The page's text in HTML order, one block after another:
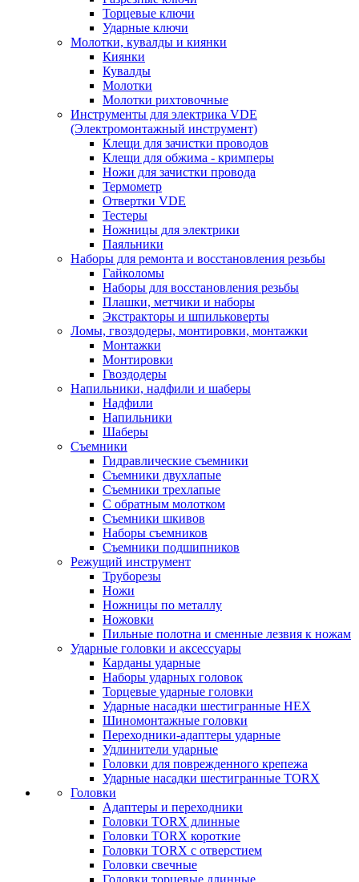
Торцевые ключи
Ударные ключи
Молотки, кувалды и киянки
Киянки
Кувалды
Молотки
Молотки рихтовочные
Инструменты для электрика VDE
(Электромонтажный инструмент)
Клещи для зачистки проводов
Клещи для обжима - кримперы
Ножи для зачистки провода
Термометр
Отвертки VDE
Тестеры
Ножницы для электрики
Паяльники
Наборы для ремонта и восстановления резьбы
Гайколомы
Наборы для восстановления резьбы
Плашки, метчики и наборы
Экстракторы и шпильковерты
Ломы, гвоздодеры, монтировки, монтажки
Монтажки
Монтировки
Гвоздодеры
Напильники, надфили и шаберы
Надфили
Напильники
Шаберы
Съемники
Гидравлические съемники
Съемники двухлапые
Съемники трехлапые
С обратным молотком
Съемники шкивов
Наборы съемников
Съемники подшипников
Режущий инструмент
Труборезы
Ножи
Ножницы по металлу
Ножовки
Пильные полотна и сменные лезвия к ножам
Ударные головки и аксессуары
Карданы ударные
Наборы ударных головок
Торцевые ударные головки
Ударные насадки шестигранные HEX
Шиномонтажные головки
Переходники-адаптеры ударные
Удлинители ударные
Головки для поврежденного крепежа
Ударные насадки шестигранные TORX
Головки
Адаптеры и переходники
Головки TORX длинные
Головки TORX короткие
Головки TORX с отверстием
Головки свечные
Головки торцевые длинные